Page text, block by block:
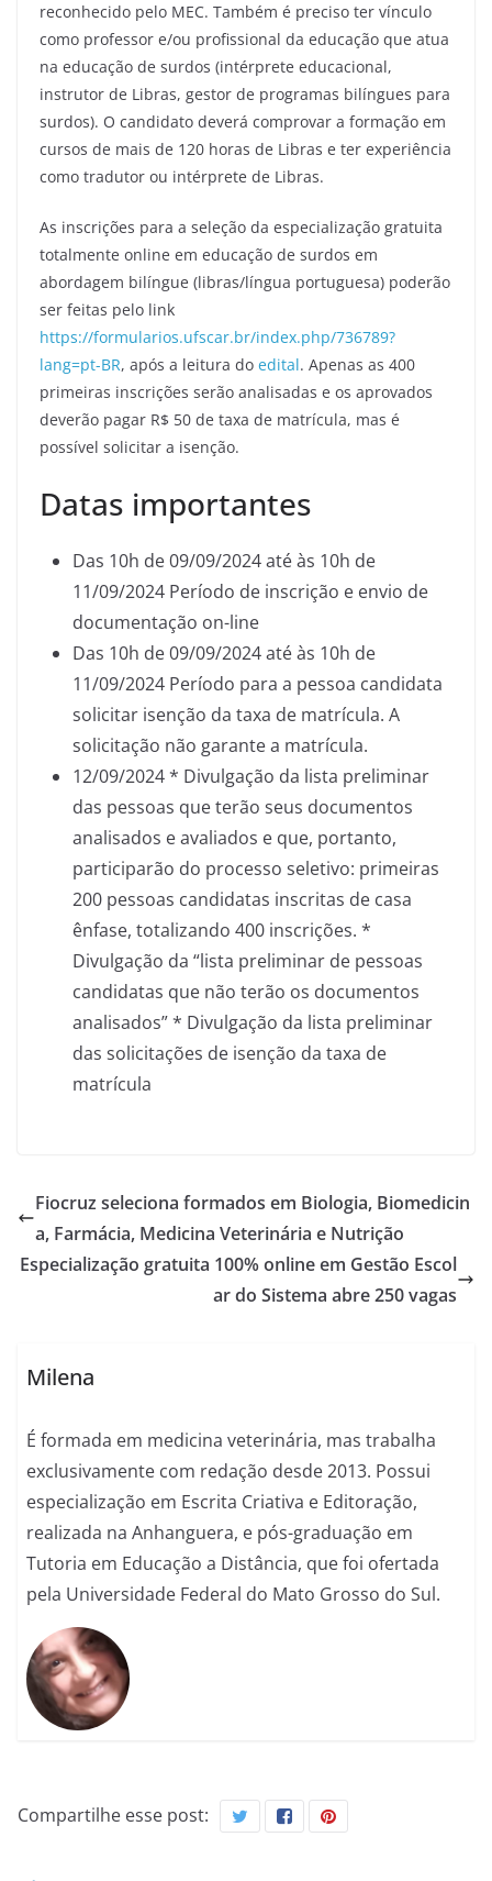
reconhecido pelo MEC. Também é preciso ter vínculo
como professor e/ou profissional da educação que atua
na educação de surdos (intérprete educacional,
instrutor de Libras, gestor de programas bilíngues para
surdos). O candidato deverá comprovar a formação em
cursos de mais de 120 horas de Libras e ter experiência
como tradutor ou intérprete de Libras.
As inscrições para a seleção da especialização gratuita
totalmente online em educação de surdos em
abordagem bilíngue (libras/língua portuguesa) poderão
ser feitas pelo link
https://formularios.ufscar.br/index.php/736789?
lang=pt-BR, após a leitura do edital. Apenas as 400
primeiras inscrições serão analisadas e os aprovados
deverão pagar R$ 50 de taxa de matrícula, mas é
possível solicitar a isenção.
Datas importantes
Das 10h de 09/09/2024 até às 10h de
11/09/2024 Período de inscrição e envio de
documentação on-line
Das 10h de 09/09/2024 até às 10h de
11/09/2024 Período para a pessoa candidata
solicitar isenção da taxa de matrícula. A
solicitação não garante a matrícula.
12/09/2024 * Divulgação da lista preliminar
das pessoas que terão seus documentos
analisados e avaliados e que, portanto,
participarão do processo seletivo: primeiras
200 pessoas candidatas inscritas de casa
ênfase, totalizando 400 inscrições. *
Divulgação da “lista preliminar de pessoas
candidatas que não terão os documentos
analisados” * Divulgação da lista preliminar
das solicitações de isenção da taxa de
matrícula
Fiocruz seleciona formados em Biologia, Biomedicin
a, Farmácia, Medicina Veterinária e Nutrição
Especialização gratuita 100% online em Gestão Escol
ar do Sistema abre 250 vagas
Milena
É formada em medicina veterinária, mas trabalha
exclusivamente com redação desde 2013. Possui
especialização em Escrita Criativa e Editoração,
realizada na Anhanguera, e pós-graduação em
Tutoria em Educação a Distância, que foi ofertada
pela Universidade Federal do Mato Grosso do Sul.
Compartilhe esse post: